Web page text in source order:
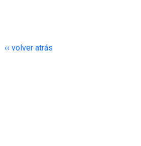
‹‹ volver atrás